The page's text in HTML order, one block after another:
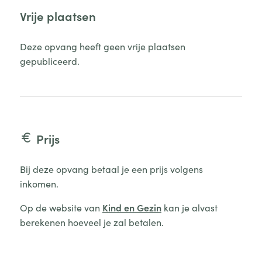
Vrije plaatsen
Deze opvang heeft geen vrije plaatsen
gepubliceerd.
Prijs
Bij deze opvang betaal je een prijs volgens
inkomen.
Op de website van Kind en Gezinkan je alvast
berekenen hoeveel je zal betalen.